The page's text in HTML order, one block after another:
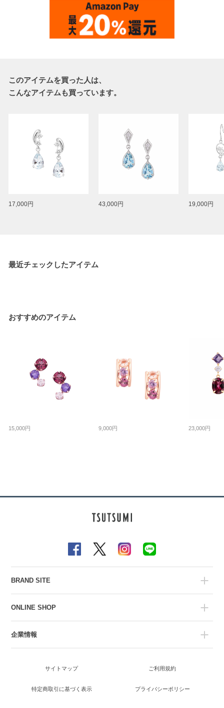
このアイテムを買った人は、
こんなアイテムも買っています。
17,000円 43,000円 19,000円
最近チェックしたアイテム
おすすめのアイテム
15,000円 9,000円 23,000円
BRAND SITE
ONLINE SHOP
企業情報
サイトマップ ご利用規約
特定商取引に基づく表示 プライバシーポリシー